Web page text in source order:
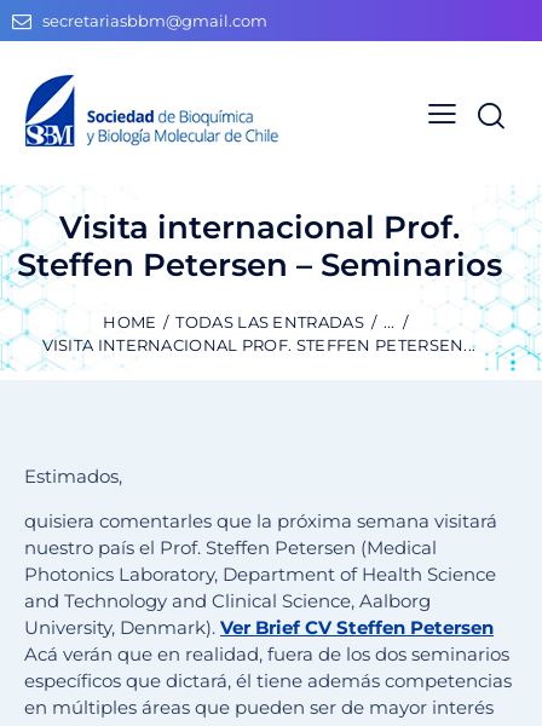
secretariasbbm@gmail.com
Visita internacional Prof.
Steffen Petersen – Seminarios
HOME TODAS LAS ENTRADAS
...
VISITA INTERNACIONAL PROF. STEFFEN PETERSEN...
Estimados,
quisiera comentarles que la próxima semana visitará
nuestro país el Prof. Steffen Petersen (Medical
Photonics Laboratory, Department of Health Science
and Technology and Clinical Science, Aalborg
University, Denmark). Ver Brief CV Steffen Petersen
Acá verán que en realidad, fuera de los dos seminarios
específicos que dictará, él tiene además competencias
en múltiples áreas que pueden ser de mayor interés